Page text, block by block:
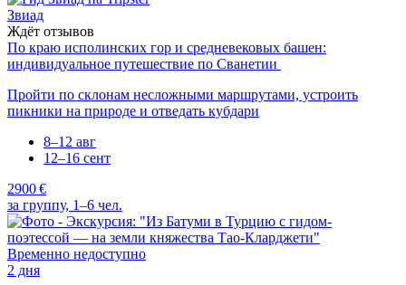
Звиад
Ждёт отзывов
По краю исполинских гор и средневековых башен:
индивидуальное путешествие по Сванетии
Пройти по склонам несложными маршрутами, устроить
пикники на природе и отведать кубдари
8–12 авг
12–16 сент
2900 €
за группу, 1–6 чел.
Временно недоступно
2 дня